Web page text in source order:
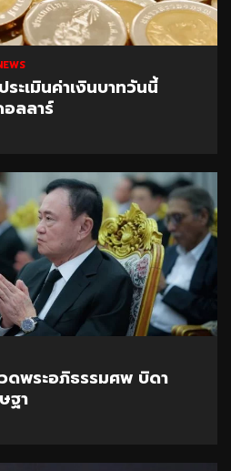
ะเมินค่าเงินบาทวันนี้
ลลาร์
พระอภิธรรมศพ บิดา
ฐา